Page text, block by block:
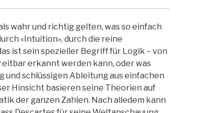
wahr und richtig gelten, was so einfach
«Intuition», durch die reine
ist sein spezieller Begriff für Logik – von
erkannt werden kann, oder was
und schlüssigen Ableitung aus einfachen
Hinsicht basieren seine Theorien auf
der ganzen Zahlen. Nach alledem kann